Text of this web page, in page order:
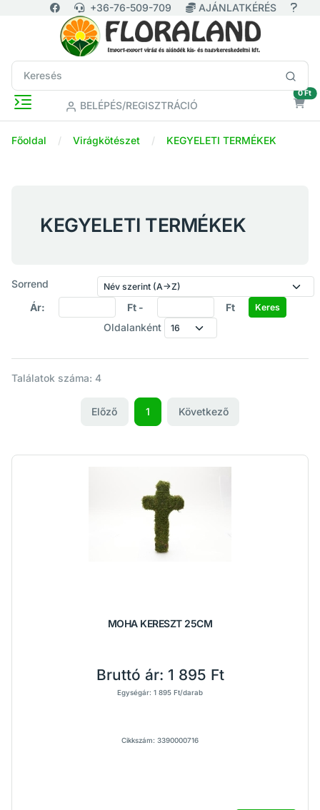
+36-76-509-709 AJÁNLATKÉRÉS
BELÉPÉS/REGISZTRÁCIÓ
0 Ft
Főoldal Virágkötészet KEGYELETI TERMÉKEK
KEGYELETI TERMÉKEK
Sorrend
Ár:
Ft -
Ft
Oldalanként
Találatok száma: 4
Előző 1 Következő
MOHA KERESZT 25CM
Bruttó ár: 1 895 Ft
Egységár: 1 895 Ft/darab
Cikkszám: 3390000716